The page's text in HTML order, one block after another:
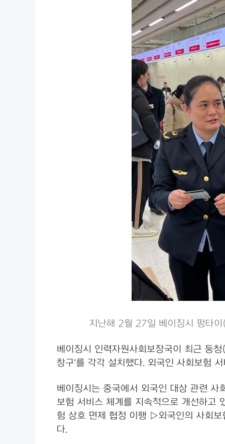
지난해 2월 27일 베이징시 펑타
베이징시 인력자원사회보장국이 최근 둥
창구'를 각각 설치했다. 외국인 사회보험
베이징시는 중국에서 외국인 대상 관련
보험 서비스 체계를 지속적으로 개선하
험 상호 면제 협정 이행 ▷외국인의 사회
다.